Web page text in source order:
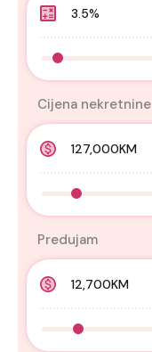
Cijena nekretnine
Predujam